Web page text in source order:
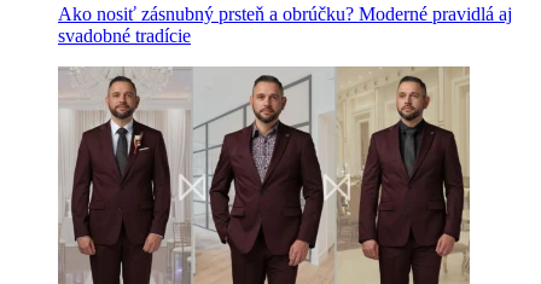
Ako nosiť zásnubný prsteň a obrúčku? Moderné pravidlá aj
svadobné tradície